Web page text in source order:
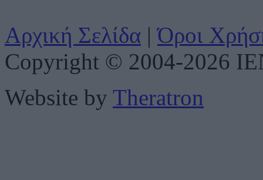
Αρχική Σελίδα |Όροι
Copyright © 2004-2026
Website by Theratron